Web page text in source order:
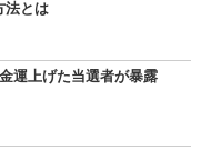
法とは
運上げた当選者が暴露